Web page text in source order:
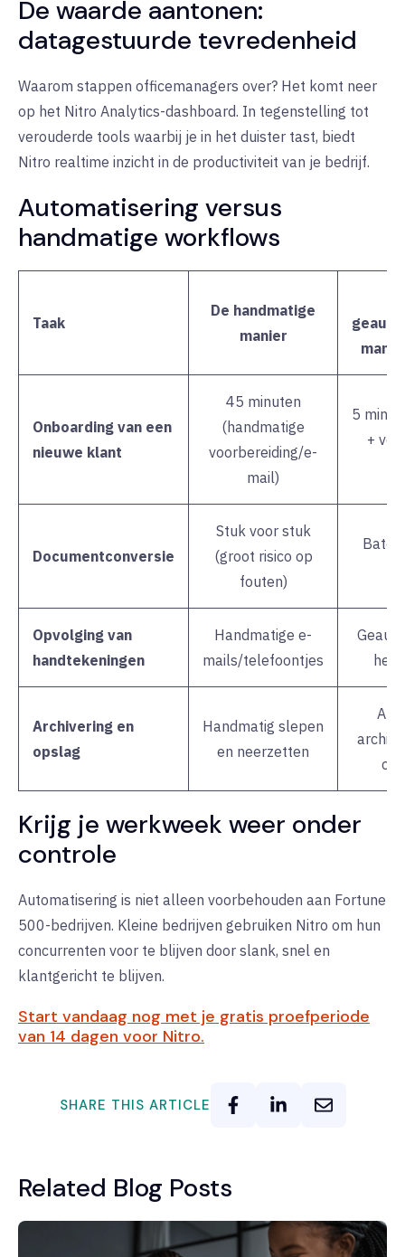
De waarde aantonen:
datagestuurde tevredenheid
Waarom stappen officemanagers over? Het komt neer
op het Nitro Analytics-dashboard. In tegenstelling tot
verouderde tools waarbij je in het duister tast, biedt
Nitro realtime inzicht in de productiviteit van je bedrijf.
Automatisering versus
handmatige workflows
Taak
De handmatige
manier
Onboarding van een
nieuwe klant
45 minuten
(handmatige
voorbereiding/e-
mail)
5
+
Documentconversie
Stuk voor stuk
(groot risico op
fouten)
Opvolging van
handtekeningen
Handmatige e-
mails/telefoontjes
Archivering en
opslag
Handmatig slepen
en neerzetten
Krijg je werkweek weer onder
controle
Automatisering is niet alleen voorbehouden aan Fortune
500-bedrijven. Kleine bedrijven gebruiken Nitro om hun
concurrenten voor te blijven door slank, snel en
klantgericht te blijven.
Start vandaag nog met je gratis proefperiode
van 14 dagen voor Nitro.
SHARE THIS ARTICLE
Related Blog Posts